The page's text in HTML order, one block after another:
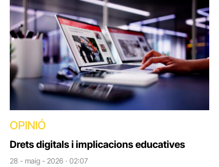
OPINIÓ
Drets digitals i implicacions educatives
28 - maig - 2026 · 02:07